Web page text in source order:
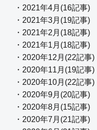
・2021年4月(16記事)
・2021年3月(19記事)
・2021年2月(18記事)
・2021年1月(18記事)
・2020年12月(22記事)
・2020年11月(19記事)
・2020年10月(22記事)
・2020年9月(20記事)
・2020年8月(15記事)
・2020年7月(21記事)